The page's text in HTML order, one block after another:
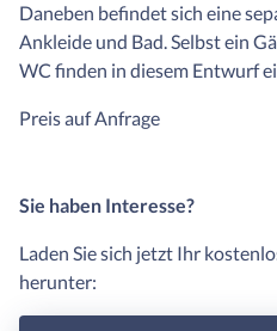
Daneben befindet sich eine
Ankleide und Bad. Selbst ein
WC finden in diesem Entwurf
Preis auf Anfrage
Sie haben Interesse?
Laden Sie sich jetzt Ihr
herunter: